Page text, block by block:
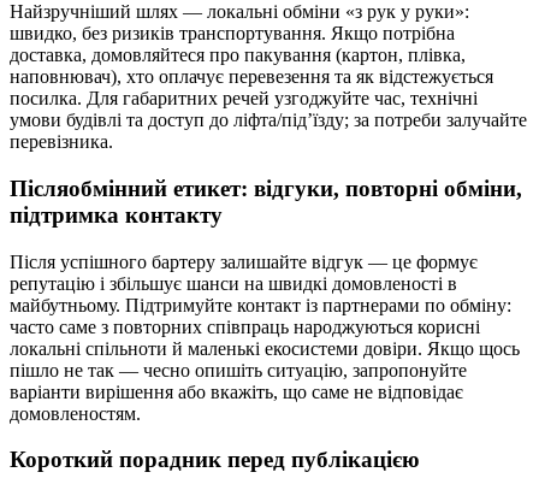
Найзручніший шлях — локальні обміни «з рук у руки»:
швидко, без ризиків транспортування. Якщо потрібна
доставка, домовляйтеся про пакування (картон, плівка,
наповнювач), хто оплачує перевезення та як відстежується
посилка. Для габаритних речей узгоджуйте час, технічні
умови будівлі та доступ до ліфта/під’їзду; за потреби залучайте
перевізника.
Післяобмінний етикет: відгуки, повторні обміни,
підтримка контакту
Після успішного бартеру залишайте відгук — це формує
репутацію і збільшує шанси на швидкі домовленості в
майбутньому. Підтримуйте контакт із партнерами по обміну:
часто саме з повторних співпраць народжуються корисні
локальні спільноти й маленькі екосистеми довіри. Якщо щось
пішло не так — чесно опишіть ситуацію, запропонуйте
варіанти вирішення або вкажіть, що саме не відповідає
домовленостям.
Короткий порадник перед публікацією